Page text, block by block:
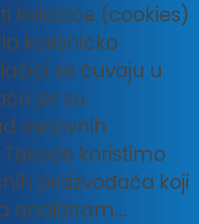
kolačiće (cookies)
korisničko
se čuvaju u
jer su
osnovnih
koristimo
proizvođača koji
analiziram...